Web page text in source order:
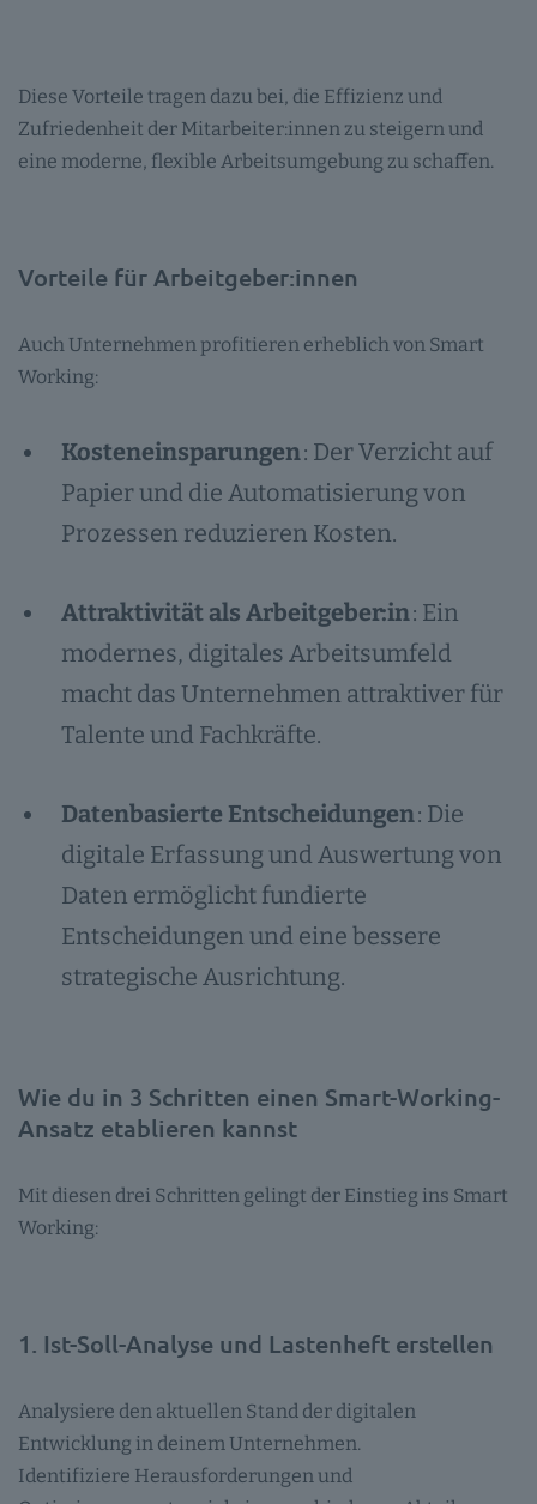
Diese Vorteile tragen dazu bei, die Effizienz und
Zufriedenheit der Mitarbeiter:innen zu steigern und
eine moderne, flexible Arbeitsumgebung zu schaffen.
Vorteile für Arbeitgeber:innen
Auch Unternehmen profitieren erheblich von Smart
Working:
Kosteneinsparungen: Der Verzicht auf
Papier und die Automatisierung von
Prozessen reduzieren Kosten.
Attraktivität als Arbeitgeber:in: Ein
modernes, digitales Arbeitsumfeld
macht das Unternehmen attraktiver für
Talente und Fachkräfte.
Datenbasierte Entscheidungen: Die
digitale Erfassung und Auswertung von
Daten ermöglicht fundierte
Entscheidungen und eine bessere
strategische Ausrichtung.
Wie du in 3 Schritten einen Smart-Working-
Ansatz etablieren kannst
Mit diesen drei Schritten gelingt der Einstieg ins Smart
Working:
1. Ist-Soll-Analyse und Lastenheft erstellen
Analysiere den aktuellen Stand der digitalen
Entwicklung in deinem Unternehmen.
Identifiziere Herausforderungen und